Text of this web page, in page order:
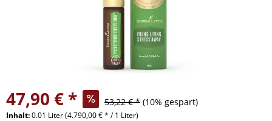
47,90 € * 53,22 € * (10% gespart)
Inhalt:0.01 Liter (4.790,00 € * / 1 Liter)